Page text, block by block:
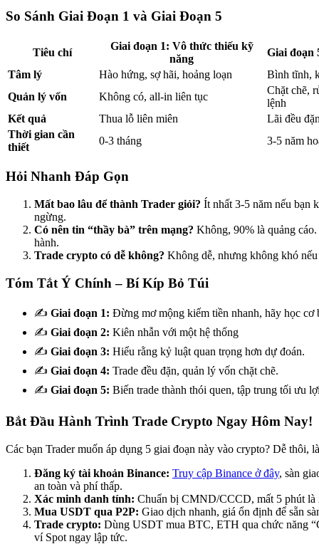
So Sánh Giai Đoạn 1 và Giai Đoạn 5
Tiêu chí
Giai đoạn 1: Vô thức thiếu kỹ
năng
Giai đoạn
Tâm lý
Hào hứng, sợ hãi, hoảng loạn
Bình tĩnh,
Quản lý vốn
Không có, all-in liên tục
Chặt chẽ,
lệnh
Kết quả
Thua lỗ liên miên
Lãi đều
Thời gian cần
thiết
0-3 tháng 3-5 năm
Hỏi Nhanh Đáp Gọn
Mất bao lâu để thành Trader giỏi? Ít nhất 3-5 năm nếu bạn
ngừng.
Có nên tin “thầy bà” trên mạng? Không, 90% là quảng
hành.
Trade crypto có dễ không? Không dễ, nhưng không khó
Tóm Tắt Ý Chính – Bí Kíp Bỏ Túi
✍️ Giai đoạn 1: Đừng mơ mộng kiếm tiền nhanh, hãy học cơ
✍️ Giai đoạn 2: Kiên nhẫn với một hệ thống
✍️ Giai đoạn 3: Hiểu rằng kỷ luật quan trọng hơn dự đoán.
✍️ Giai đoạn 4: Trade đều đặn, quản lý vốn chặt chẽ.
✍️ Giai đoạn 5: Biến trade thành thói quen, tập trung tối ưu
Bắt Đầu Hành Trình Trade Crypto Ngay Hôm Nay!
Các bạn Trader muốn áp dụng 5 giai đoạn này vào crypto? Dễ thôi,
Đăng ký tài khoản Binance: Truy cập Binance ở đây, sàn
an toàn và phí thấp.
Xác minh danh tính: Chuẩn bị CMND/CCCD, mất 5 phút là
Mua USDT qua P2P: Giao dịch nhanh, giá ổn định để sẵn
Trade crypto: Dùng USDT mua BTC, ETH qua chức năng
ví Spot ngay lập tức.